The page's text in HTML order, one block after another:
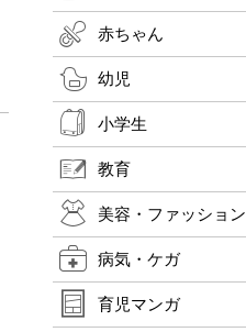
赤ちゃん
幼児
小学生
教育
美容・ファッション
病気・ケガ
育児マンガ